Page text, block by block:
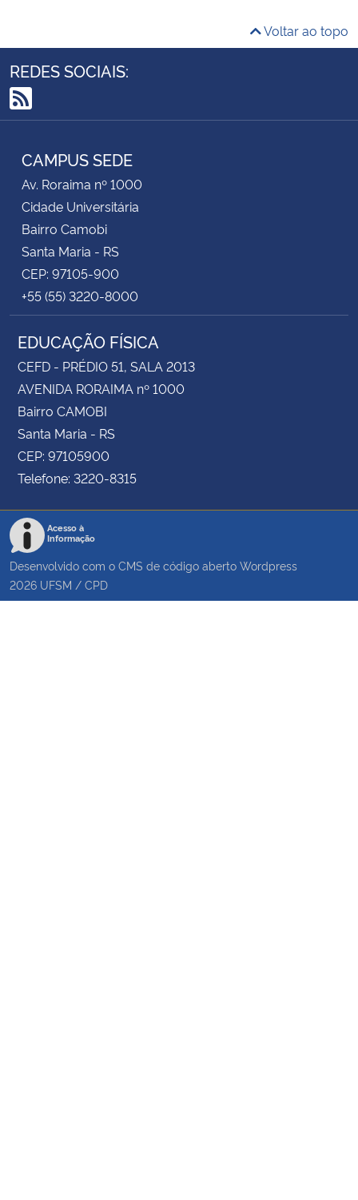
Voltar ao topo
REDES SOCIAIS:
RSS
CAMPUS SEDE
Av. Roraima nº 1000
Cidade Universitária
Bairro Camobi
Santa Maria - RS
CEP: 97105-900
+55 (55) 3220-8000
EDUCAÇÃO FÍSICA
CEFD - PRÉDIO 51, SALA 2013
AVENIDA RORAIMA nº 1000
Bairro CAMOBI
Santa Maria - RS
CEP: 97105900
Telefone: 3220-8315
Acesso à
Informação
Desenvolvido com o CMS de código aberto Wordpress
2026 UFSM / CPD